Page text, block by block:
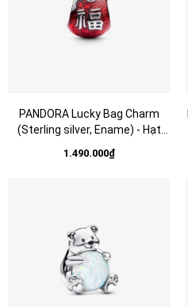
PANDORA Lucky Bag Charm
(Sterling silver, Ename) - Hạt
màu đỏ tráng men, chữ “Fu” hay
1.490.000₫